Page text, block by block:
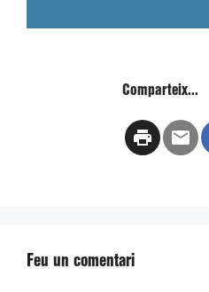
Comparteix...
Feu un comentari